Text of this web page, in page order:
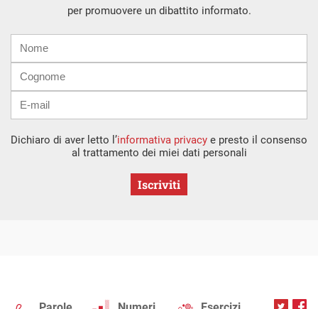
per promuovere un dibattito informato.
mail
Dichiaro di aver letto l’informativa privacy e presto il consenso
al trattamento dei miei dati personali
Iscriviti